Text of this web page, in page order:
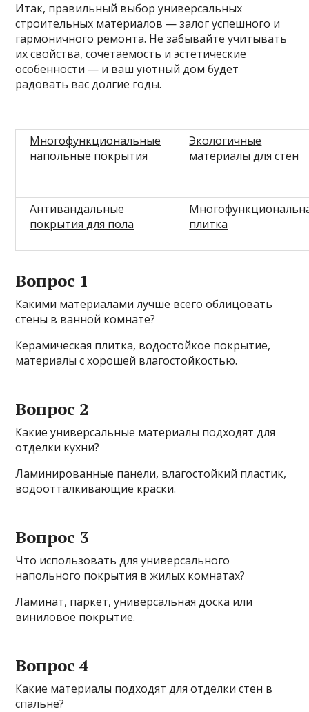
Итак, правильный выбор универсальных
строительных материалов — залог успешного и
гармоничного ремонта. Не забывайте учитывать
их свойства, сочетаемость и эстетические
особенности — и ваш уютный дом будет
радовать вас долгие годы.
Многофункциональные
напольные покрытия
Экологичные
материалы для стен
Антивандальные
покрытия для пола
плитка
Вопрос 1
Какими материалами лучше всего облицовать
стены в ванной комнате?
Керамическая плитка, водостойкое покрытие,
материалы с хорошей влагостойкостью.
Вопрос 2
Какие универсальные материалы подходят для
отделки кухни?
Ламинированные панели, влагостойкий пластик,
водоотталкивающие краски.
Вопрос 3
Что использовать для универсального
напольного покрытия в жилых комнатах?
Ламинат, паркет, универсальная доска или
виниловое покрытие.
Вопрос 4
Какие материалы подходят для отделки стен в
спальне?